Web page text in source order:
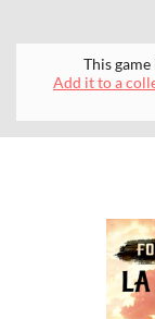
This
Add it to a